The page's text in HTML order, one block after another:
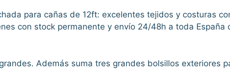
para cañas de 12ft: excelentes tejidos y costuras
con stock permanente y envío 24/48h a toda España
Además suma tres grandes bolsillos exteriores